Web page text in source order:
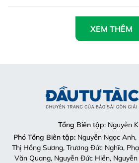
XEM THÊM
Tổng Biên tập: Nguyễn
Phó Tổng Biên tập:Nguyễn Ngọc Anh,
Thị Hồng Sương, Trương Đức Nghĩa,
Văn Quang, Nguyễn Đức Hiển,